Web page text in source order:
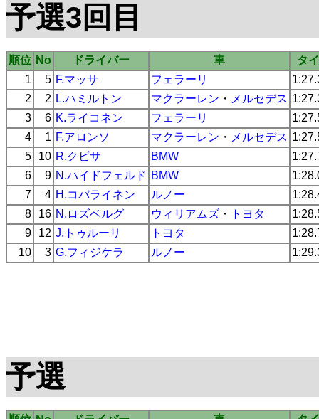
予選3回目
順位 No ドライバー 車
タ
1
5 F.マッサ フェラーリ
2
2 L.ハミルトン マクラーレン ・ メルセデス
3
6 K.ライコネン フェラーリ
4
1 F.アロンソ マクラーレン ・ メルセデス
5
10 R.クビサ BMW
6
9 N.ハイドフェルド BMW
7
4 H.コバライネン ルノー
8
16 N.ロズベルグ ウィリアムズ ・ トヨタ
9
12 J.トゥルーリ トヨタ
10
3 G.フィジケラ ルノー
予選